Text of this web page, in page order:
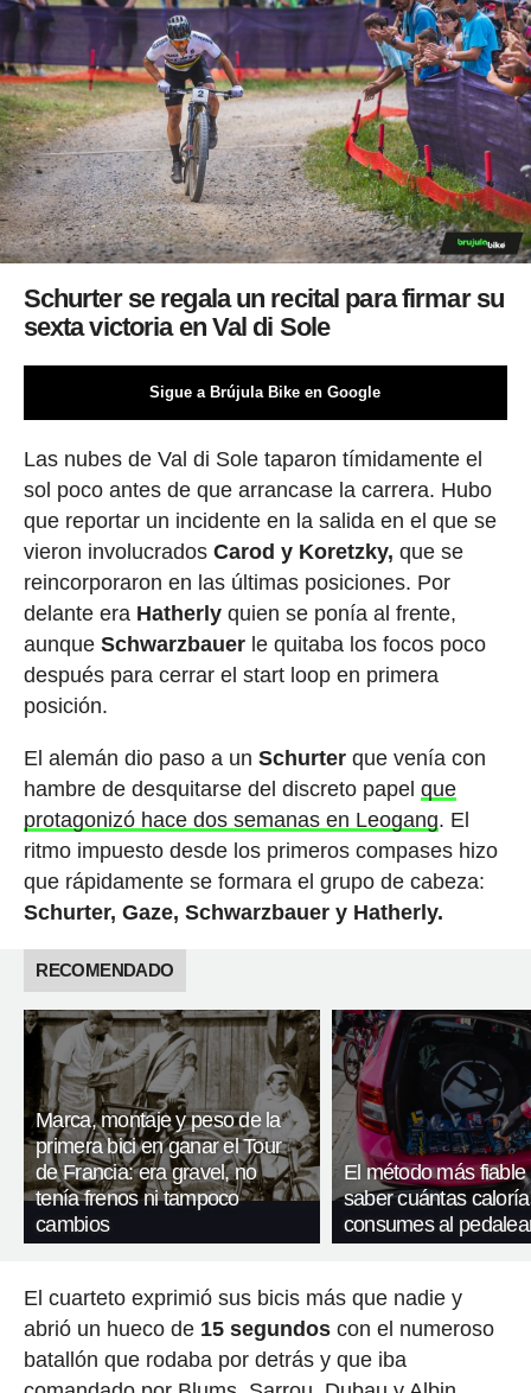
Schurter se regala un recital para firmar su
sexta victoria en Val di Sole
Sigue a Brújula Bike en Google
Las nubes de Val di Sole taparon tímidamente el
sol poco antes de que arrancase la carrera. Hubo
que reportar un incidente en la salida en el que se
vieron involucrados Carod y Koretzky, que se
reincorporaron en las últimas posiciones. Por
delante era Hatherlyquien se ponía al frente,
aunque Schwarzbauerle quitaba los focos poco
después para cerrar el start loop en primera
posición.
El alemán dio paso a un Schurterque venía con
hambre de desquitarse del discreto papel que
protagonizó hace dos semanas en Leogang. El
ritmo impuesto desde los primeros compases hizo
que rápidamente se formara el grupo de cabeza:
Schurter, Gaze, Schwarzbauer y Hatherly.
RECOMENDADO
Marca, montaje y peso de la
primera bici en ganar el Tour
de Francia: era gravel, no
tenía frenos ni tampoco
cambios
El método más fiable
saber cuántas
consumes al
El cuarteto exprimió sus bicis más que nadie y
abrió un hueco de 15 segundoscon el numeroso
batallón que rodaba por detrás y que iba